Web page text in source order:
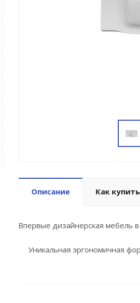
Описание Как купить
Впервые дизайнерская мебель
Уникальная эргономичная